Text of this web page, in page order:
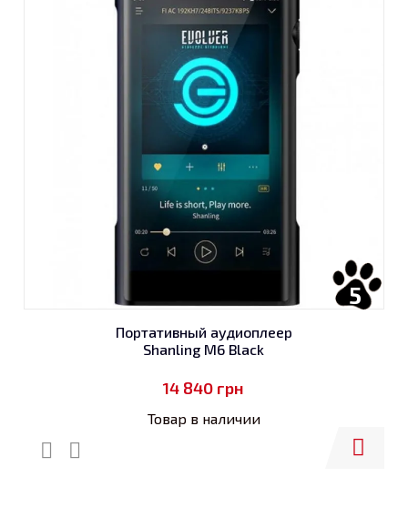
5
Портативный аудиоплеер
Shanling M6 Black
14 840 грн
Товар в наличии